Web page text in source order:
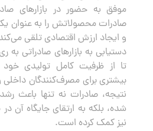
موفق به حضور در بازارهای
صادرات محصولاتش را به عنوان
و ایجاد ارزش اقتصادی تلقی
دستیابی به بازارهای صادراتی به
تا از ظرفیت کامل تولیدی خود
بیشتری برای مصرف‌کنندگان
نتیجه، صادرات نه تنها باعث
شده، بلکه به ارتقای جایگاه آن
نیز کمک کرده است.